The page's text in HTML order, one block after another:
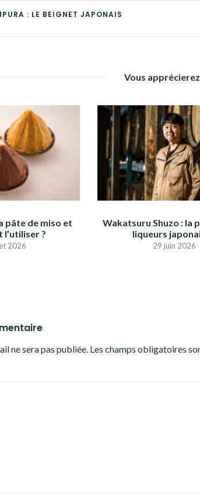
: LE BEIGNET JAPONAIS
Vous
pâte de miso et
l’utiliser ?
2026
Wakatsuru Shuzo : la
liqueurs
29 juin 2026
ne sera pas publiée. Les champs obligatoires